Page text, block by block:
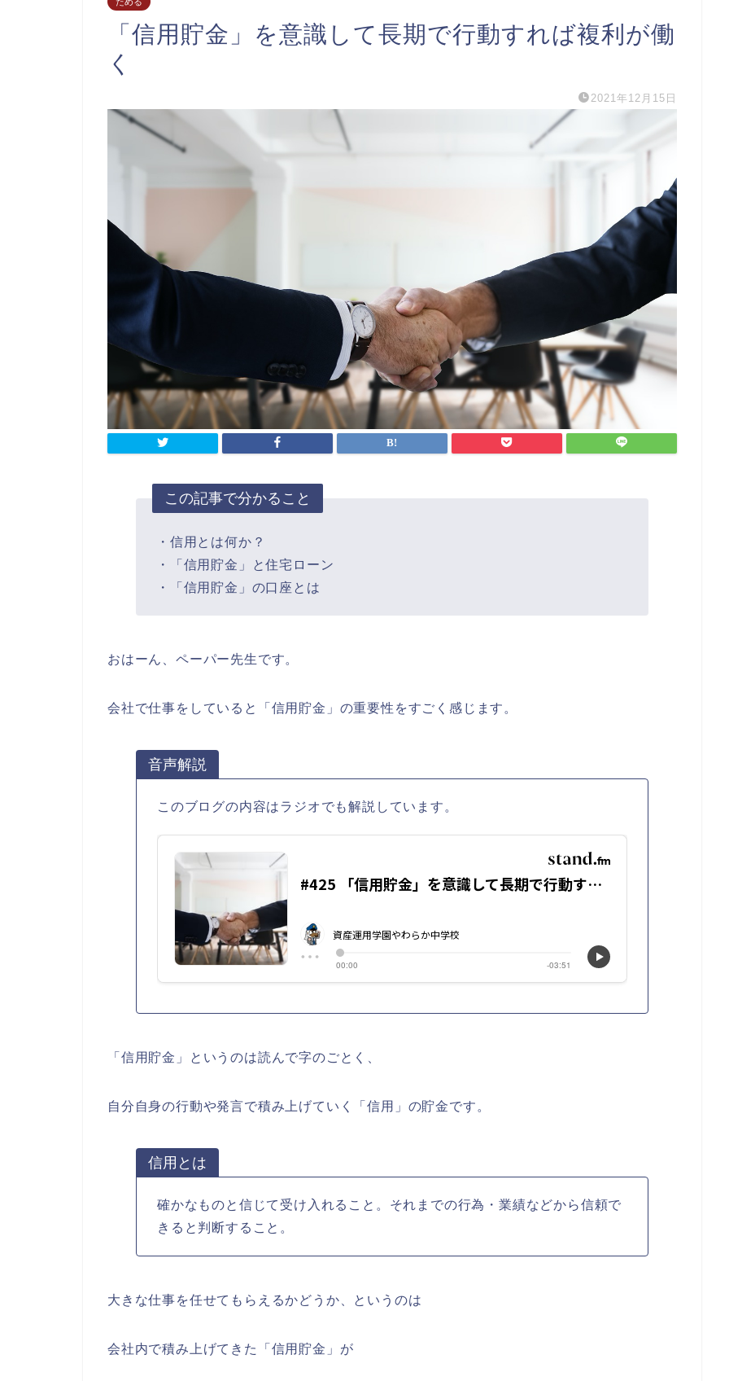
「信用貯金」を意識して長期で行動すれば複利が働
く
2021年12月15日
この記事で分かること
・信用とは何か？
・「信用貯金」と住宅ローン
・「信用貯金」の口座とは
おはーん、ペーパー先生です。
会社で仕事をしていると「信用貯金」の重要性をすごく感じます。
音声解説
このブログの内容はラジオでも解説しています。
「信用貯金」というのは読んで字のごとく、
自分自身の行動や発言で積み上げていく「信用」の貯金です。
信用とは
確かなものと信じて受け入れること。それまでの行為・業績などから信頼で
きると判断すること。
大きな仕事を任せてもらえるかどうか、というのは
会社内で積み上げてきた「信用貯金」が